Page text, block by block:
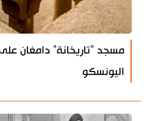
مسجد "تاريخانة" دامغان
اليونسكو